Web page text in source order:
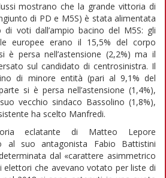
mostrano che la grande vittoria di
di PD e M5S) è stata alimentata
voti dall’ampio bacino del M5S: gli
europee erano il 15,5% del corpo
è persa nell’astensione (2,2%) ma il
sul candidato di centrosinistra. Il
di minore entità (pari al 9,1% del
si è persa nell’astensione (1,4%),
vecchio sindaco Bassolino (1,8%),
ha scelto Manfredi.
eclatante di Matteo Lepore
al suo antagonista Fabio Battistini
dal «carattere asimmetrico
elettori che avevano votato per liste di